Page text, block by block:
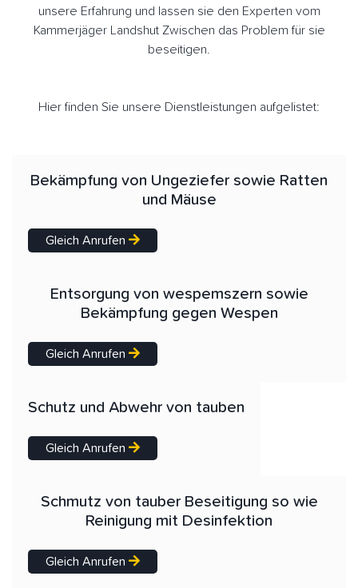
unsere Erfahrung und lassen sie den Experten vom
Kammerjäger Landshut Zwischen das Problem für sie
beseitigen.
Hier finden Sie unsere Dienstleistungen aufgelistet:
Bekämpfung von Ungeziefer sowie Ratten
und Mäuse
Gleich Anrufen
Entsorgung von wespemszern sowie
Bekämpfung gegen Wespen
Gleich Anrufen
Schutz und Abwehr von tauben
Gleich Anrufen
Schmutz von tauber Beseitigung so wie
Reinigung mit Desinfektion
Gleich Anrufen